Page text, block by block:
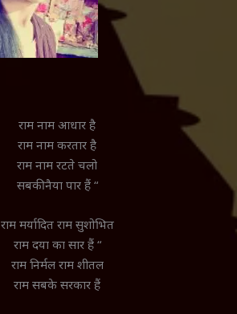
राम नाम आधार है
राम नाम करतार है
राम नाम रटते चलो
सबकी नैया पार हैं “
राम मर्यादित राम सुशोभित
राम दया का सार हैं “
राम निर्मल राम शीतल
राम सबके सरकार हैं